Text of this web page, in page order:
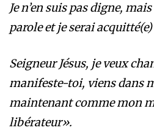
Je n’en suis pas digne,
parole et je serai acquitté(e)
Seigneur Jésus, je veux
manifeste-toi, viens dans
maintenant comme mon
libérateur».